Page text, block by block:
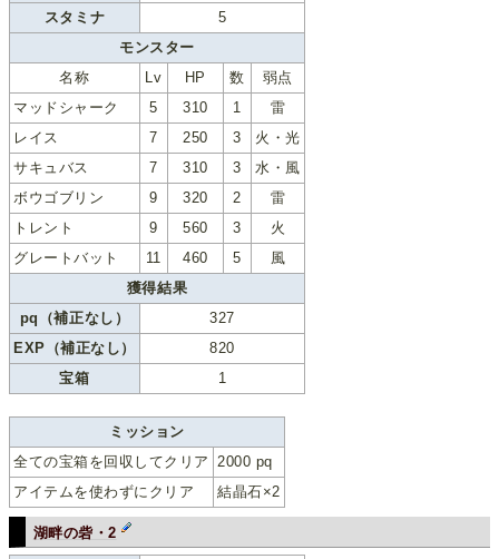
スタミナ
5
モンスター
名称
Lv HP 数
弱点
マッドシャーク
5 310 1
雷
レイス
7 250 3
火・光
サキュバス
7 310 3
水・風
ボウゴブリン
9 320 2
雷
トレント
9 560 3
火
グレートバット
11 460 5
風
獲得結果
pq（補正なし）
327
EXP（補正なし）
820
宝箱
1
ミッション
全ての宝箱を回収してクリア
2000 pq
アイテムを使わずにクリア
結晶石×2
湖畔の砦・2